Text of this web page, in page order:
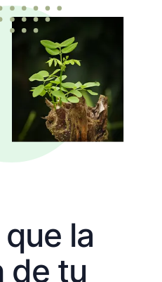
la
de tu